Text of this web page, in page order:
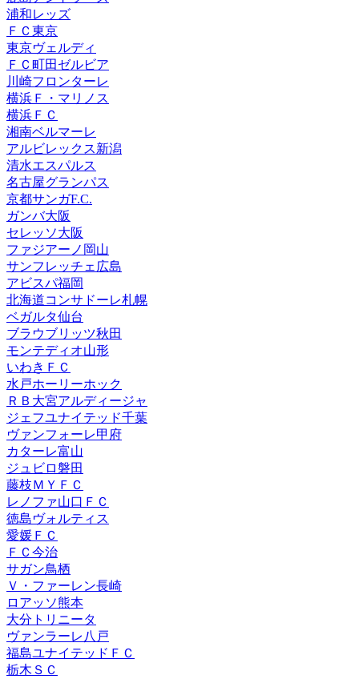
浦和レッズ
ＦＣ東京
東京ヴェルディ
ＦＣ町田ゼルビア
川崎フロンターレ
横浜Ｆ・マリノス
横浜ＦＣ
湘南ベルマーレ
アルビレックス新潟
清水エスパルス
名古屋グランパス
京都サンガF.C.
ガンバ大阪
セレッソ大阪
ファジアーノ岡山
サンフレッチェ広島
アビスパ福岡
北海道コンサドーレ札幌
ベガルタ仙台
ブラウブリッツ秋田
モンテディオ山形
いわきＦＣ
水戸ホーリーホック
ＲＢ大宮アルディージャ
ジェフユナイテッド千葉
ヴァンフォーレ甲府
カターレ富山
ジュビロ磐田
藤枝ＭＹＦＣ
レノファ山口ＦＣ
徳島ヴォルティス
愛媛ＦＣ
ＦＣ今治
サガン鳥栖
Ｖ・ファーレン長崎
ロアッソ熊本
大分トリニータ
ヴァンラーレ八戸
福島ユナイテッドＦＣ
栃木ＳＣ